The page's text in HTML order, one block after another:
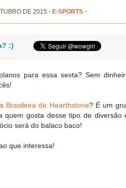
DE 2015 · E-SPORTS ·
:)
para essa sexta? Sem
Brasileira de Hearthstone? É um
quem gosta desse tipo de
será do balaco baco!
que interessa!